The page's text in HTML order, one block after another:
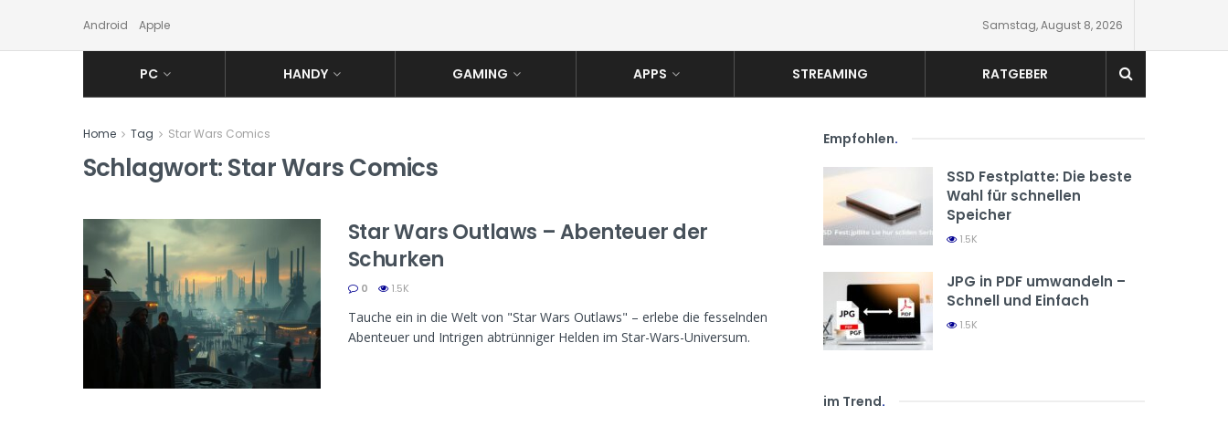
Android Apple Samstag, August 8, 2026
PC HANDY GAMING APPS STREAMING RATGEBER
Home Tag Star Wars Comics
Schlagwort:Star Wars Comics
Star Wars Outlaws – Abenteuer der
Schurken
0 1.5K
Tauche ein in die Welt von "Star Wars Outlaws" – erlebe die fesselnden
Abenteuer und Intrigen abtrünniger Helden im Star-Wars-Universum.
Empfohlen.
SSD Festplatte: Die beste
Wahl für schnellen
Speicher
1.5K
JPG in PDF umwandeln –
Schnell und Einfach
1.5K
im Trend.